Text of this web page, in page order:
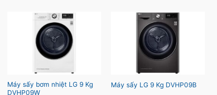
Máy sấy bơm nhiệt LG 9 Kg
DVHP09W
Máy sấy LG 9 Kg DVHP09B